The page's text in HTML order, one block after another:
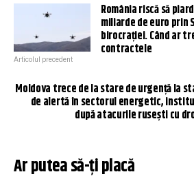
România riscă să
miliarde de euro prin
birocrației. Când ar
contractele
Articolul precedent
Moldova trece de la stare de urgență la
de alertă în sectorul energetic,
după atacurile rusești cu
Ar putea să-ți placă